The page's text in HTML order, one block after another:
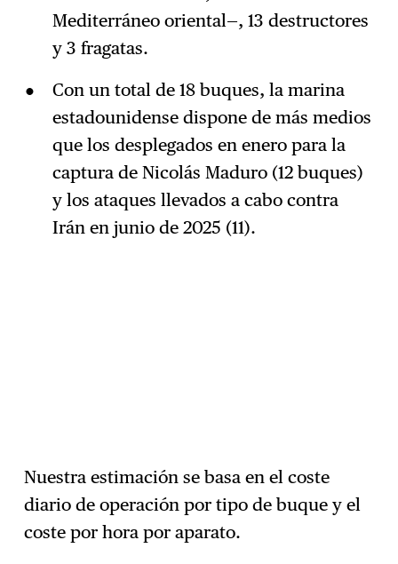
Mediterráneo oriental—, 13 destructores
y 3 fragatas.
Con un total de 18 buques, la marina
estadounidense dispone de más medios
que los desplegados en enero para la
captura de Nicolás Maduro (12 buques)
y los ataques llevados a cabo contra
Irán en junio de 2025 (11).
Nuestra estimación se basa en el coste
diario de operación por tipo de buque y el
coste por hora por aparato.